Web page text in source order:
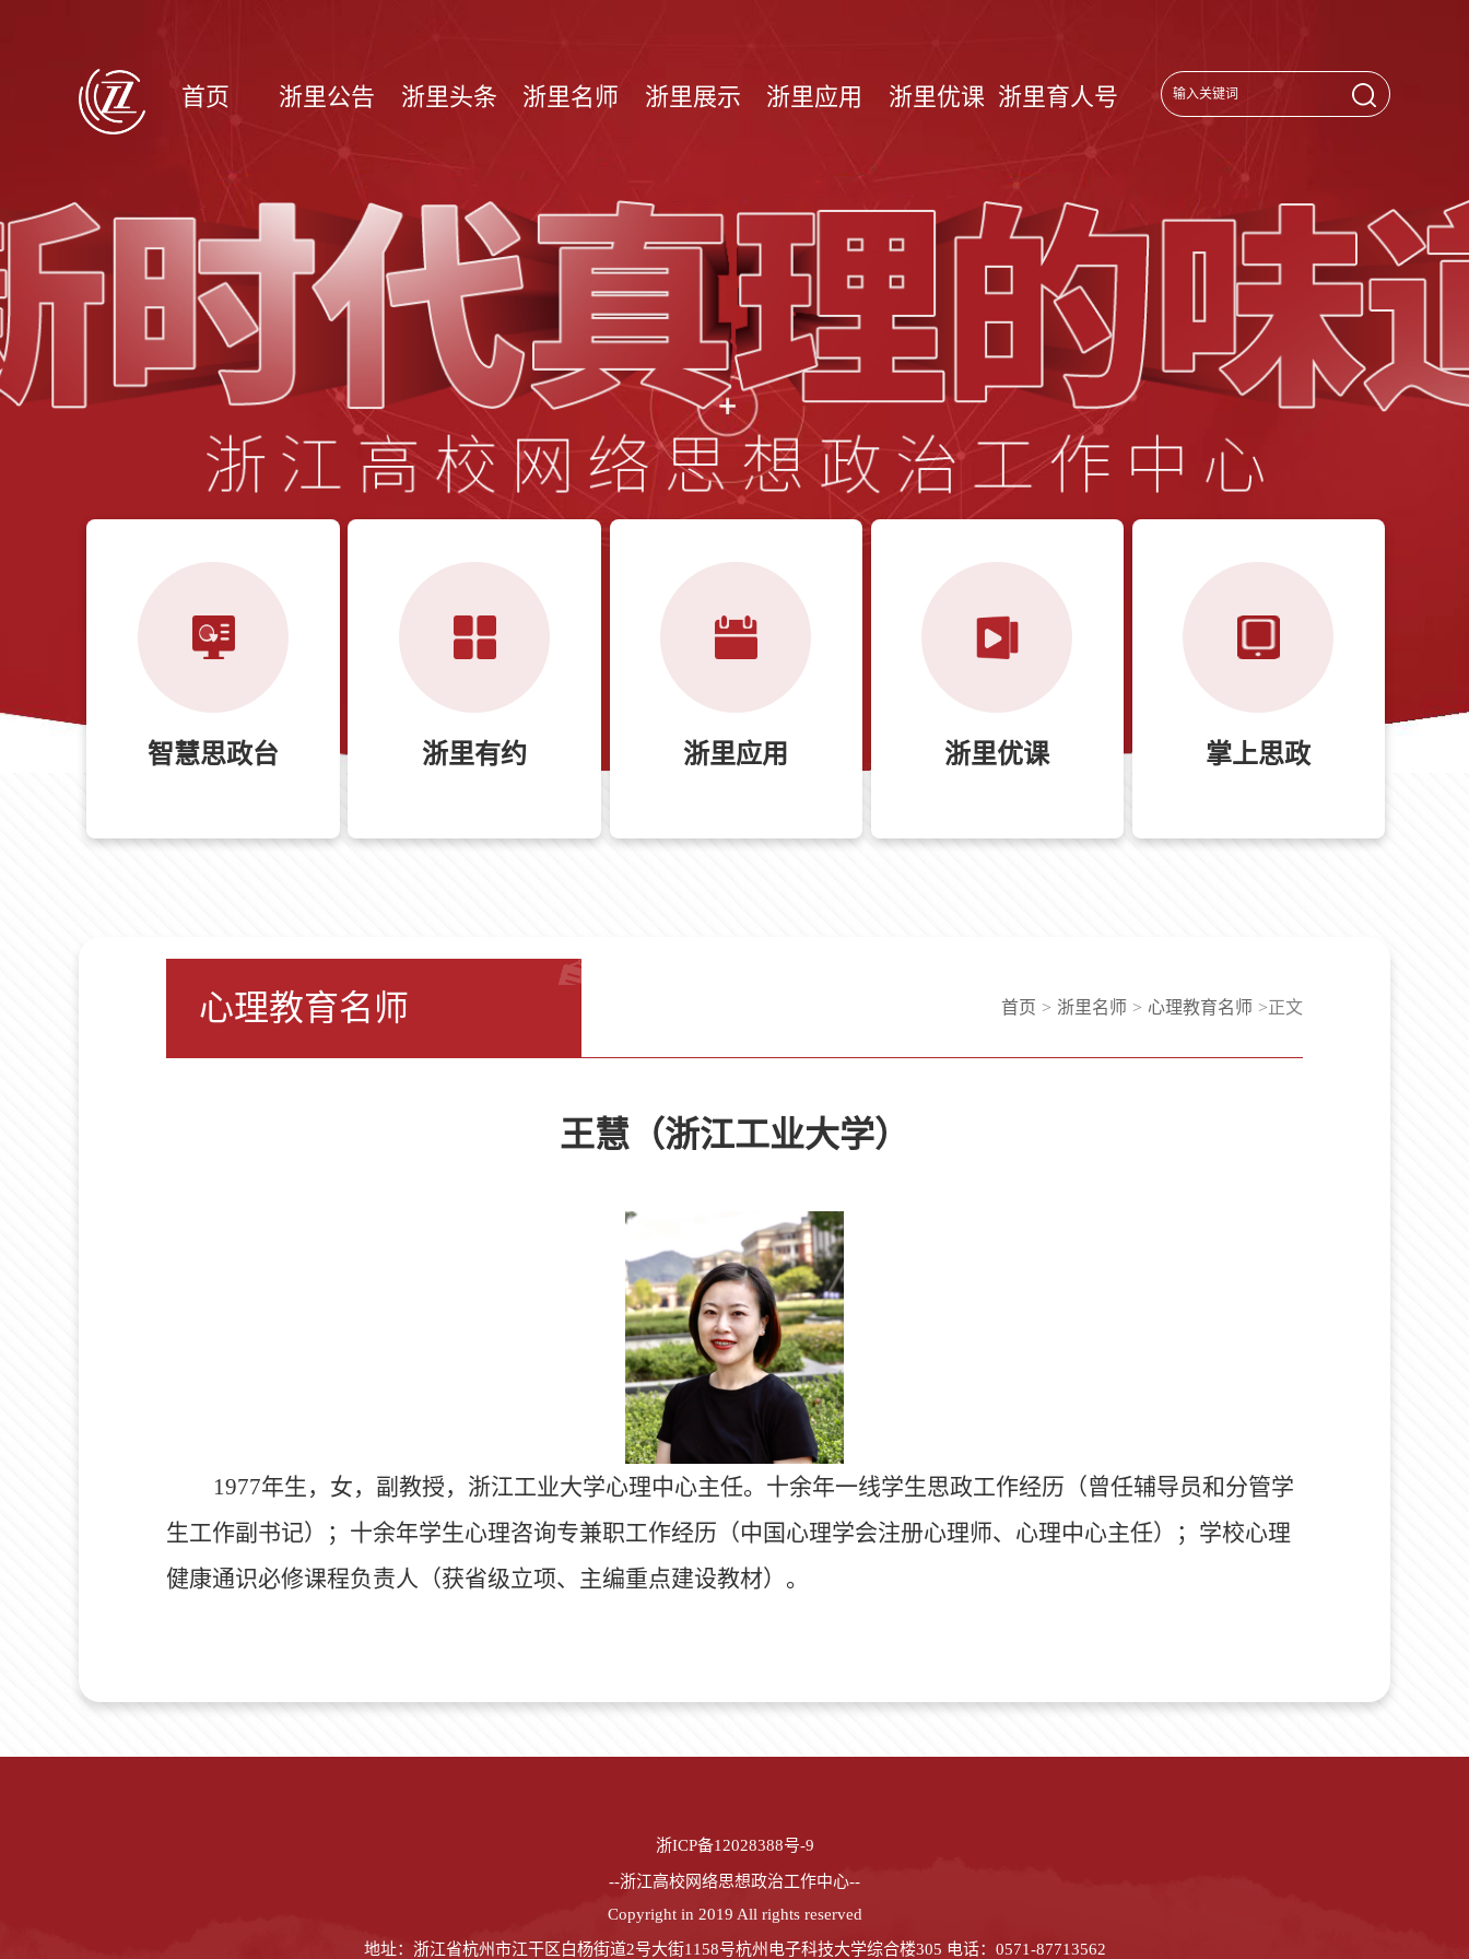
首页 浙里公告 浙里头条 浙里名师 浙里展示 浙里应用 浙里优课 浙里育人号
智慧思政台 浙里有约 浙里应用 浙里优课 掌上思政
心理教育名师 首页 > 浙里名师 > 心理教育名师 >正文
王慧（浙江工业大学）
1977年生，女，副教授，浙江工业大学心理中心主任。十余年一线学生思政工作经历（曾任辅导员和分管学
生工作副书记）；十余年学生心理咨询专兼职工作经历（中国心理学会注册心理师、心理中心主任）；学校心理
健康通识必修课程负责人（获省级立项、主编重点建设教材）。
浙ICP备12028388号-9
--浙江高校网络思想政治工作中心--
Copyright in 2019 All rights reserved
地址：浙江省杭州市江干区白杨街道2号大街1158号杭州电子科技大学综合楼305 电话：0571-87713562